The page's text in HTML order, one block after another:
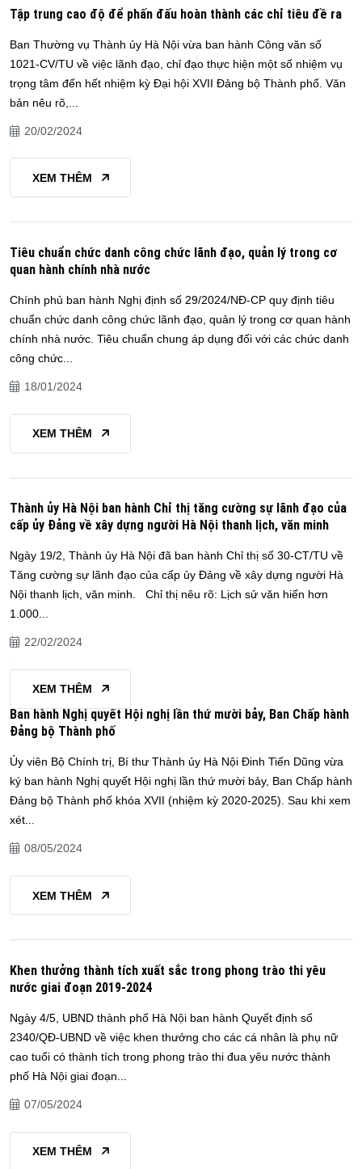
Tập trung cao độ để phấn đấu hoàn thành các chỉ tiêu đề ra
Ban Thường vụ Thành ủy Hà Nội vừa ban hành Công văn số
1021-CV/TU về việc lãnh đạo, chỉ đạo thực hiện một số nhiệm vụ
trọng tâm đến hết nhiệm kỳ Đại hội XVII Đảng bộ Thành phố. Văn
bản nêu rõ,...
20/02/2024
XEM THÊM
Tiêu chuẩn chức danh công chức lãnh đạo, quản lý trong cơ
quan hành chính nhà nước
Chính phủ ban hành Nghị định số 29/2024/NĐ-CP quy định tiêu
chuẩn chức danh công chức lãnh đạo, quản lý trong cơ quan hành
chính nhà nước. Tiêu chuẩn chung áp dụng đối với các chức danh
công chức...
18/01/2024
XEM THÊM
Thành ủy Hà Nội ban hành Chỉ thị tăng cường sự lãnh đạo của
cấp ủy Đảng về xây dựng người Hà Nội thanh lịch, văn minh
Ngày 19/2, Thành ủy Hà Nội đã ban hành Chỉ thị số 30-CT/TU về
Tăng cường sự lãnh đạo của cấp ủy Đảng về xây dựng người Hà
Nội thanh lịch, văn minh. Chỉ thị nêu rõ: Lịch sử văn hiến hơn
1.000...
22/02/2024
XEM THÊM
Ban hành Nghị quyết Hội nghị lần thứ mười bảy, Ban Chấp hành
Đảng bộ Thành phố
Ủy viên Bộ Chính trị, Bí thư Thành ủy Hà Nội Đinh Tiến Dũng vừa
ký ban hành Nghị quyết Hội nghị lần thứ mười bảy, Ban Chấp hành
Đảng bộ Thành phố khóa XVII (nhiệm kỳ 2020-2025). Sau khi xem
xét...
08/05/2024
XEM THÊM
Khen thưởng thành tích xuất sắc trong phong trào thi yêu
nước giai đoạn 2019-2024
Ngày 4/5, UBND thành phố Hà Nội ban hành Quyết định số
2340/QĐ-UBND về việc khen thưởng cho các cá nhân là phụ nữ
cao tuổi có thành tích trong phong trào thi đua yêu nước thành
phố Hà Nội giai đoạn...
07/05/2024
XEM THÊM